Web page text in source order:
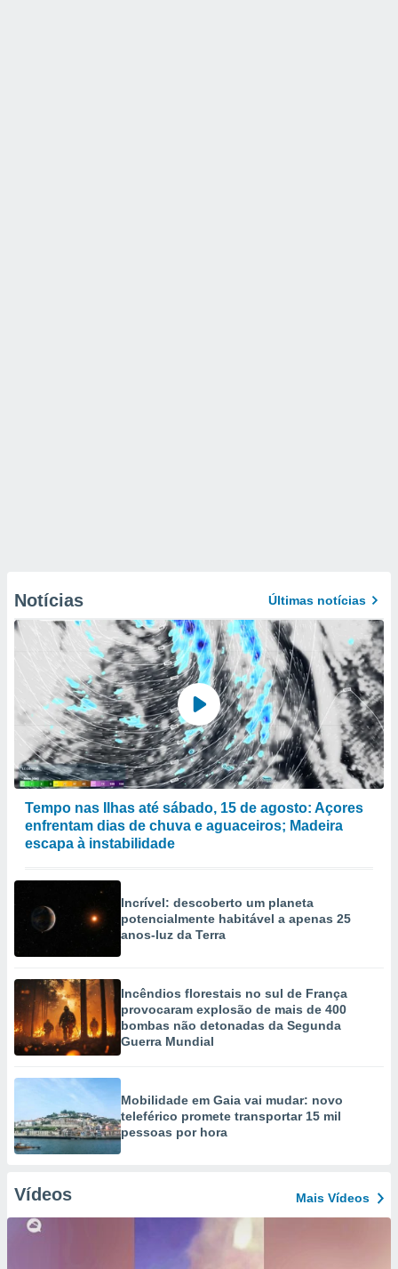
Notícias Últimas notícias
Tempo nas Ilhas até sábado, 15 de agosto: Açores
enfrentam dias de chuva e aguaceiros; Madeira
escapa à instabilidade
Incrível: descoberto um planeta
potencialmente habitável a apenas 25
anos-luz da Terra
Incêndios florestais no sul de França
provocaram explosão de mais de 400
bombas não detonadas da Segunda
Guerra Mundial
Mobilidade em Gaia vai mudar: novo
teleférico promete transportar 15 mil
pessoas por hora
Vídeos Mais Vídeos